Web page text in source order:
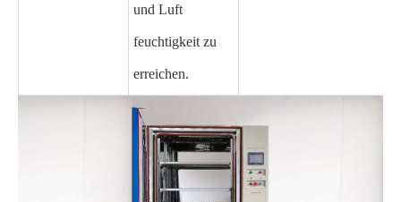
und Luft
feuchtigkeit zu
erreichen.